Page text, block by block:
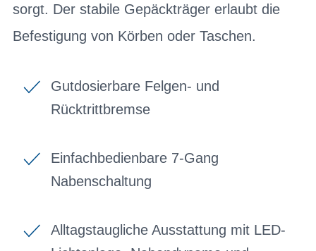
sorgt. Der stabile Gepäckträger erlaubt die
Befestigung von Körben oder Taschen.
Gutdosierbare Felgen- und
Rücktrittbremse
Einfachbedienbare 7-Gang
Nabenschaltung
Alltagstaugliche Ausstattung mit LED-